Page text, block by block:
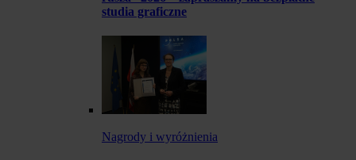
studia graficzne
Nagrody i wyróżnienia